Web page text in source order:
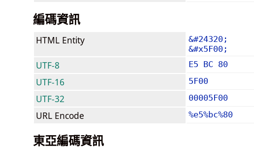
編碼資訊
HTML Entity
&#24320;
&#x5F00;
UTF-8 E5 BC 80
UTF-16 5F00
UTF-32 00005F00
URL Encode %e5%bc%80
東亞編碼資訊